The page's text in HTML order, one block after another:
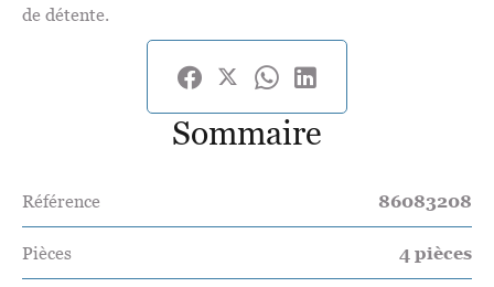
de détente.
Sommaire
Référence 86083208
Pièces 4 pièces